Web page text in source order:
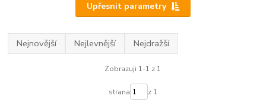
Upřesnit parametry
Nejnovější Nejlevnější Nejdražší
Zobrazuji 1-1 z 1
strana z 1